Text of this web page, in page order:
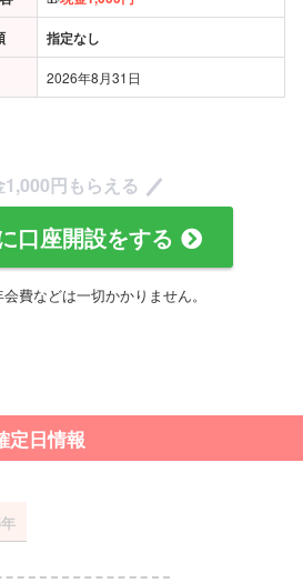
指定なし
2026年8月31日
1,000円もらえる
口座開設をする
費などは一切かかりません。
定日情報